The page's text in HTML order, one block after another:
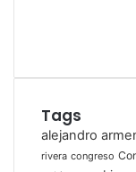
Tags
alejandro
rivera congreso